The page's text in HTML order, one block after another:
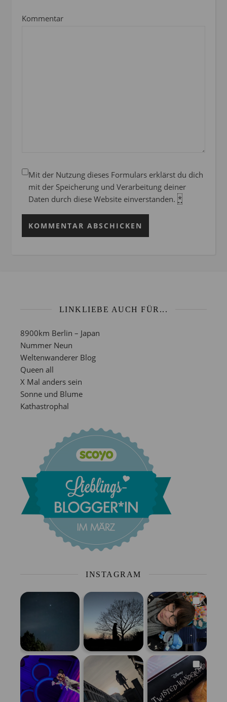
Kommentar
Mit der Nutzung dieses Formulars erklärst du dich
mit der Speicherung und Verarbeitung deiner
Daten durch diese Website einverstanden. *
LINKLIEBE AUCH FÜR...
8900km Berlin – Japan
Nummer Neun
Weltenwanderer Blog
Queen all
X Mal anders sein
Sonne und Blume
Kathastrophal
INSTAGRAM